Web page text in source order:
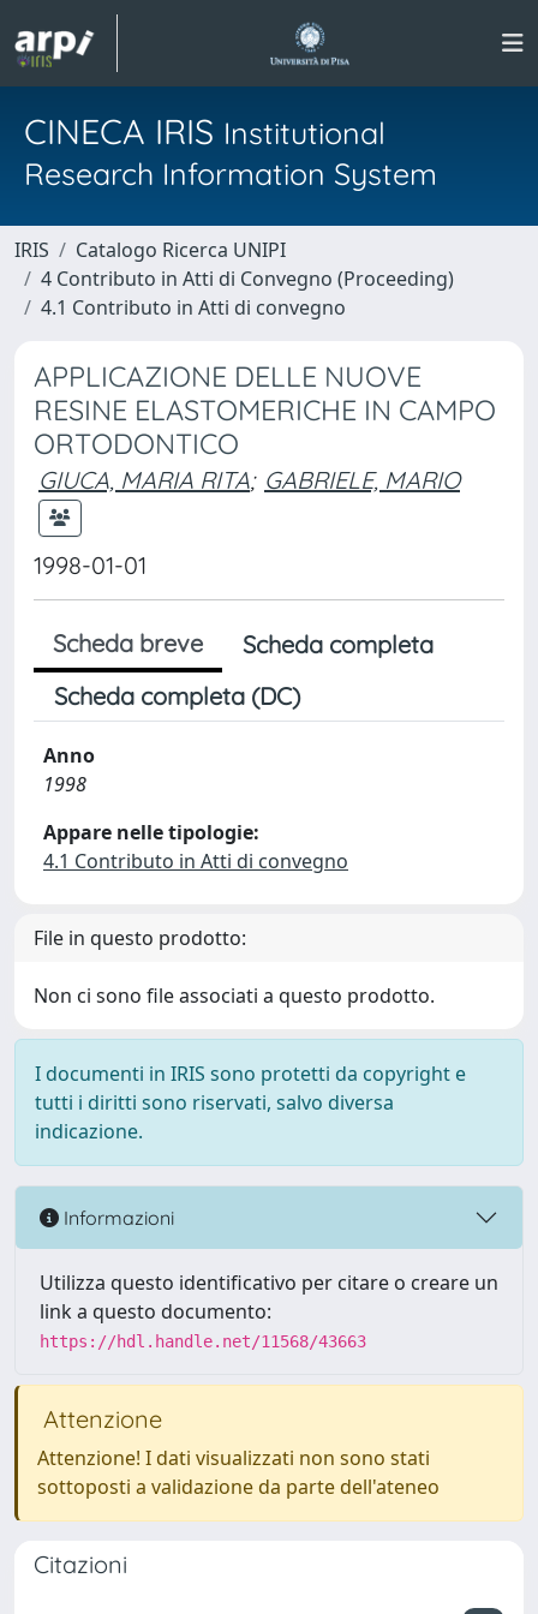
CINECA IRIS Institutional
Research Information System
IRIS
Catalogo Ricerca UNIPI
4 Contributo in Atti di Convegno (Proceeding)
4.1 Contributo in Atti di convegno
APPLICAZIONE DELLE NUOVE
RESINE ELASTOMERICHE IN CAMPO
ORTODONTICO
GIUCA, MARIA RITA; GABRIELE, MARIO
1998-01-01
Scheda breve
Scheda completa
Scheda completa (DC)
Anno
1998
Appare nelle tipologie:
4.1 Contributo in Atti di convegno
File in questo prodotto:
Non ci sono file associati a questo prodotto.
I documenti in IRIS sono protetti da copyright e
tutti i diritti sono riservati, salvo diversa
indicazione.
Informazioni
Utilizza questo identificativo per citare o creare un
link a questo documento:
https://hdl.handle.net/11568/43663
Attenzione
Attenzione! I dati visualizzati non sono stati
sottoposti a validazione da parte dell'ateneo
Citazioni